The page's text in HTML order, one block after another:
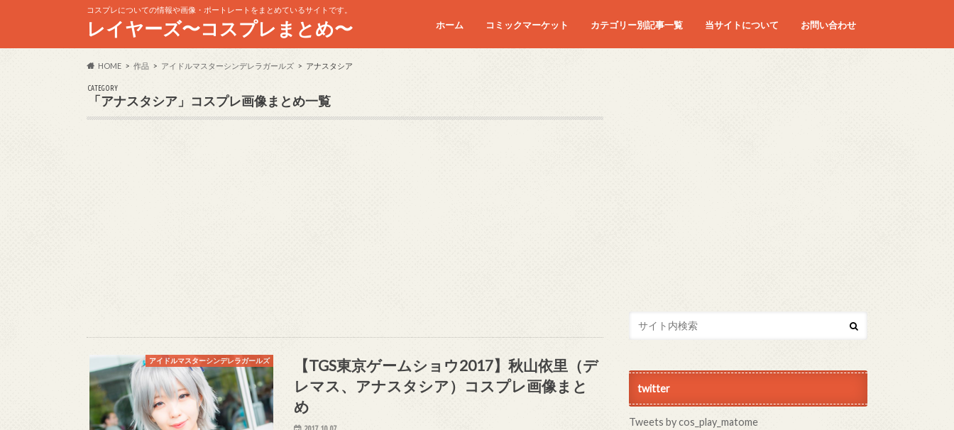
コスプレについての情報や画像・ポートレートをまとめているサイトです。
レイヤーズ〜コスプレまとめ〜 ホーム コミックマーケット
コミケC90
コミケC91
コミケC92
コミケC93
コミケC94
コミケC95
カテゴリー別記事一覧 当サイトについて お問い合わせ
HOME 作品 アイドルマスターシンデレラガールズ アナスタシア
CATEGORY
「アナスタシア」コスプレ画像まとめ一覧
アイドルマスターシンデレラガールズ
【TGS東京ゲームショウ2017】秋山依里（デ
レマス、アナスタシア）コスプレ画像まと
め
twitter
Tweets by cos_play_matome